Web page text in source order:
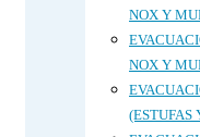
NOX Y
NOX Y
(ESTUFAS